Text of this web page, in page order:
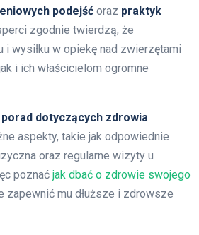
podejść oraz praktyk
zgodnie twierdzą, że
wysiłku w opiekę nad zwierzętami
i ich właścicielom ogromne
dotyczących zdrowia
aspekty, takie jak odpowiednie
oraz regularne wizyty u
poznać jak dbać o zdrowie swojego
zapewnić mu dłuższe i zdrowsze